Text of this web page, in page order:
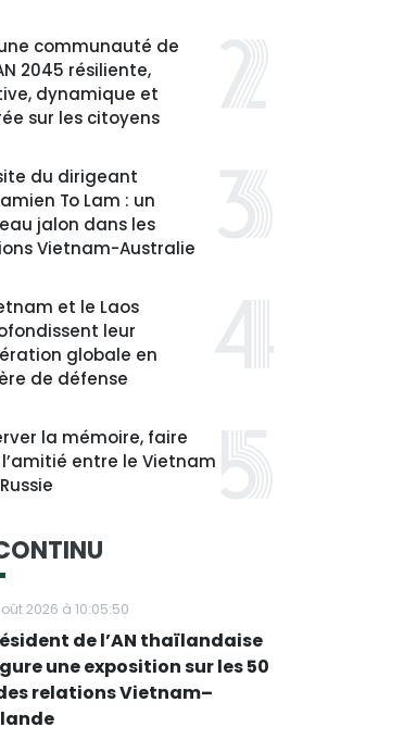
communauté de
2045 résiliente,
dynamique et
sur les citoyens
du dirigeant
To Lam : un
jalon dans les
Vietnam-Australie
et le Laos
leur
globale en
de défense
la mémoire, faire
entre le Vietnam
2026 à 10:05:50
de l’AN thaïlandaise
une exposition sur les 50
relations Vietnam–